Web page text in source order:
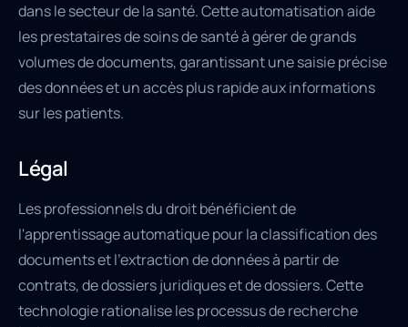
dans le secteur de la santé. Cette automatisation aide
les prestataires de soins de santé à gérer de grands
volumes de documents, garantissant une saisie précise
des données et un accès plus rapide aux informations
sur les patients.
Légal
Les professionnels du droit bénéficient de
l'apprentissage automatique pour la classification des
documents et l'extraction de données à partir de
contrats, de dossiers juridiques et de dossiers. Cette
technologie rationalise les processus de recherche